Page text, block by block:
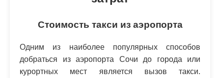
Стоимость такси из аэропорта
Одним из наиболее популярных способов
добраться из аэропорта Сочи до города или
курортных мест является вызов такси.